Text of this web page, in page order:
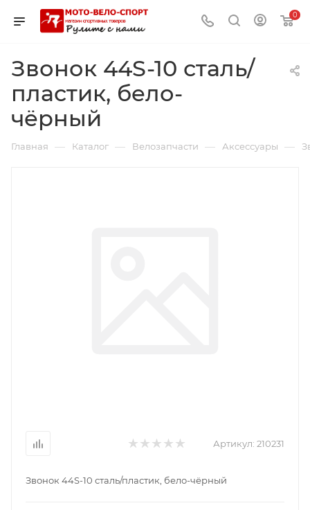
0
Звонок 44S-10 сталь/
пластик, бело-
чёрный
Главная — Каталог — Велозапчасти — Аксессуары —
Артикул: 210231
Звонок 44S-10 сталь/пластик, бело-чёрный